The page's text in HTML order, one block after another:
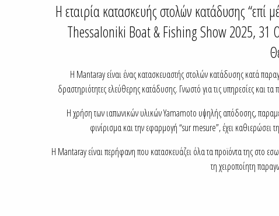
Η εταιρία κατασκευής στολών κατάδυσης
Thessaloniki Boat & Fishing Show 2025, 31
Η Mantaray είναι ένας κατασκευαστής στολών κατάδυσης κατά
δραστηριότητες ελεύθερης κατάδυσης. Γνωστό για τις υπηρεσίες και
Η χρήση των ιαπωνικών υλικών Yamamoto υψηλής απόδοσης,
φινίρισμα και την εφαρμογή “sur mesure”, έχει
Η Mantaray είναι περήφανη που κατασκευάζει όλα τα προϊόντα της στο
τη χειροποίητη